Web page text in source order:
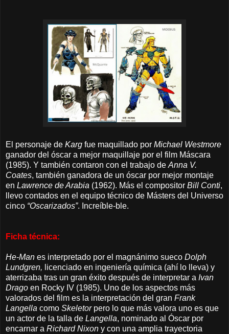
El personaje de Karg fue maquillado por Michael Westmore
ganador del óscar a mejor maquillaje por el film Máscara
(1985). Y también contaron con el trabajo de Anna V.
Coates, también ganadora de un óscar por mejor montaje
en Lawrence de Arabia (1962). Más el compositor Bill Conti,
llevo contados en el equipo técnico de Másters del Universo
cinco “Oscarizados”. Increíble-ble.
Ficha técnica:
He-Man es interpretado por el magnánimo sueco Dolph
Lundgren, licenciado en ingeniería química (ahí lo lleva) y
aterrizaba tras un gran éxito después de interpretar a Ivan
Drago en Rocky IV (1985). Uno de los aspectos más
valorados del film es la interpretación del gran Frank
Langella como Skeletorpero lo que más valora uno es que
un actor de la talla de Langella, nominado al Óscar por
encarnar a Richard Nixon y con una amplia trayectoria